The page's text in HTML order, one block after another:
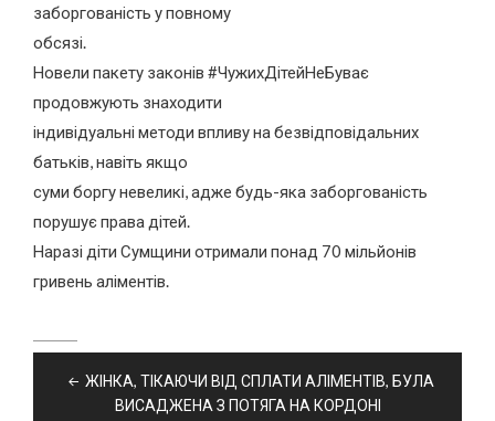
заборгованість у повному
обсязі.
Новели пакету законів #ЧужихДітейНеБуває
продовжують знаходити
індивідуальні методи впливу на безвідповідальних
батьків, навіть якщо
суми боргу невеликі, адже будь-яка заборгованість
порушує права дітей.
Наразі діти Сумщини отримали понад 70 мільйонів
гривень аліментів.
записівЖІНКА, ТІКАЮЧИ ВІД СПЛАТИ АЛІМЕНТІВ, БУЛА
ВИСАДЖЕНА З ПОТЯГА НА КОРДОНІ